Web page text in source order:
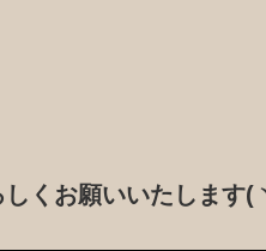
くお願いいたします(